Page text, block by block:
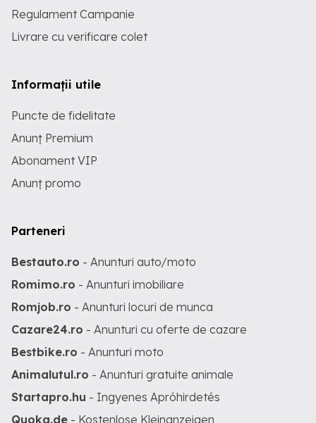
Regulament Campanie
Livrare cu verificare colet
Informații utile
Puncte de fidelitate
Anunț Premium
Abonament VIP
Anunț promo
Parteneri
Bestauto.ro - Anunturi auto/moto
Romimo.ro - Anunturi imobiliare
Romjob.ro - Anunturi locuri de munca
Cazare24.ro - Anunturi cu oferte de cazare
Bestbike.ro - Anunturi moto
Animalutul.ro - Anunturi gratuite animale
Startapro.hu - Ingyenes Apróhirdetés
Quoka.de - Kostenlose Kleinanzeigen